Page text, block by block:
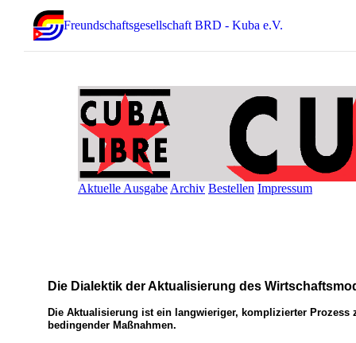
Freundschaftsgesellschaft BRD - Kuba e.V.
Aktuelle Ausgabe Archiv Bestellen Impressum
Die Dialektik der Aktualisierung des
Die Aktualisierung ist ein langwieriger, komplizierter Prozess
bedingender Maßnahmen.